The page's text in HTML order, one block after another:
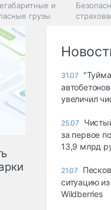
и
грузы
и
31.07
увеличил
25.07
за первое
13,9 млрд
21.07
ситуацию
Wildberries